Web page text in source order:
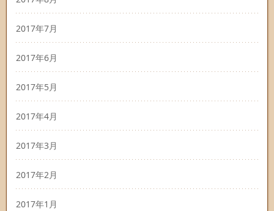
2017年7月
2017年6月
2017年5月
2017年4月
2017年3月
2017年2月
2017年1月